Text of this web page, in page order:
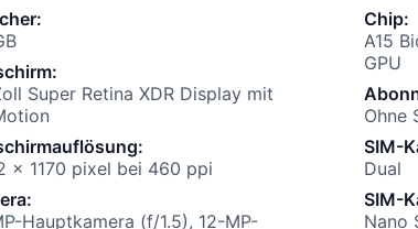
:
:
Super Retina XDR Display mit
:
x 1170 pixel bei 460 ppi
:
Hauptkamera (f/1.5), 12-MP-
Chip:
A15
GPU
Ohne
SIM-
Dual
SIM-
Nano